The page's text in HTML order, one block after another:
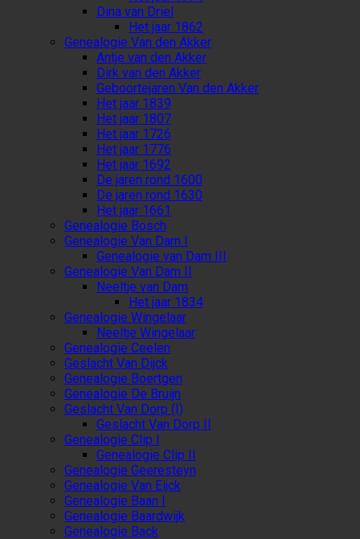
Dina van Driel
Het jaar 1862
Genealogie Van den Akker
Antje van den Akker
Dirk van den Akker
Geboortejaren Van den Akker
Het jaar 1839
Het jaar 1807
Het jaar 1726
Het jaar 1776
Het jaar 1692
De jaren rond 1600
De jaren rond 1630
Het jaar 1661
Genealogie Bosch
Genealogie Van Dam I
Genealogie van Dam III
Genealogie Van Dam II
Neeltje van Dam
Het jaar 1834
Genealogie Wingelaar
Neeltje Wingelaar
Genealogie Ceelen
Geslacht Van Dijck
Genealogie Boertgen
Genealogie De Bruijn
Geslacht Van Dorp (I)
Geslacht Van Dorp II
Genealogie Clip I
Genealogie Clip II
Genealogie Geeresteyn
Genealogie Van Eijck
Genealogie Baan I
Genealogie Baardwijk
Genealogie Back